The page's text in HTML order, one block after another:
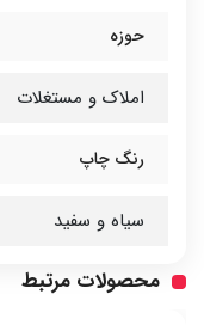
حوزه
املاک و مستغلات
رنگ چاپ
سیاه و سفید
محصولات مرتبط